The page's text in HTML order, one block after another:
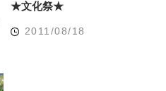
★文化祭★
2011/08/18